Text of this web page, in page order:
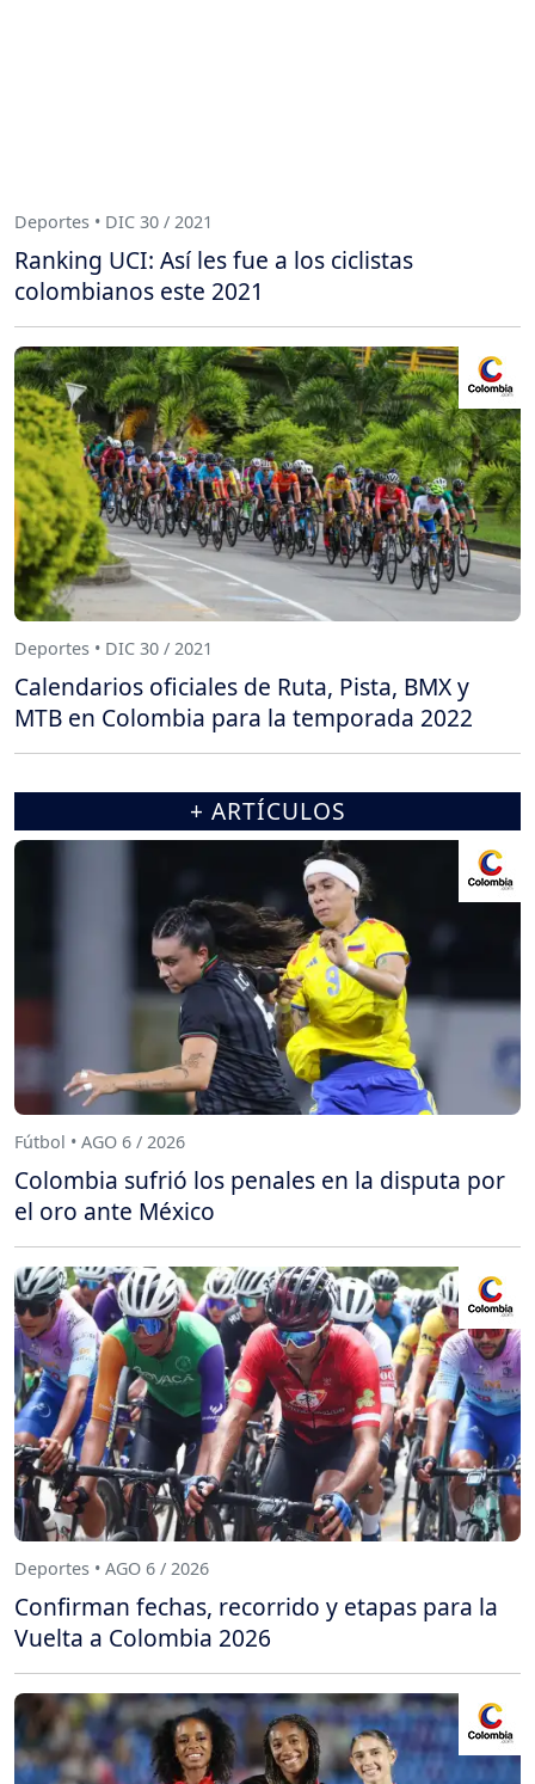
Deportes • DIC 30 / 2021
Ranking UCI: Así les fue a los ciclistas
colombianos este 2021
Deportes • DIC 30 / 2021
Calendarios oficiales de Ruta, Pista, BMX y
MTB en Colombia para la temporada 2022
+ ARTÍCULOS
Fútbol • AGO 6 / 2026
Colombia sufrió los penales en la disputa por
el oro ante México
Deportes • AGO 6 / 2026
Confirman fechas, recorrido y etapas para la
Vuelta a Colombia 2026